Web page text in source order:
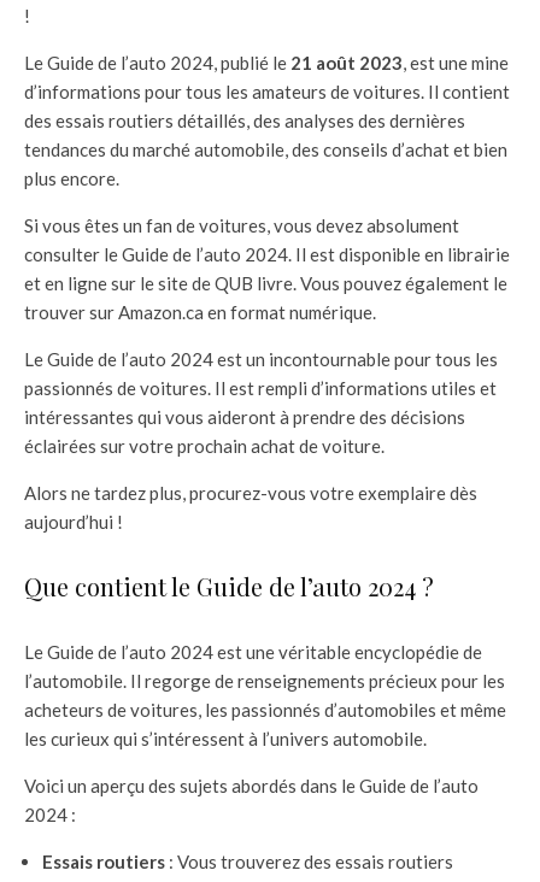
!
Le Guide de l’auto 2024, publié le 21 août 2023, est une mine
d’informations pour tous les amateurs de voitures. Il contient
des essais routiers détaillés, des analyses des dernières
tendances du marché automobile, des conseils d’achat et bien
plus encore.
Si vous êtes un fan de voitures, vous devez absolument
consulter le Guide de l’auto 2024. Il est disponible en librairie
et en ligne sur le site de QUB livre. Vous pouvez également le
trouver sur Amazon.ca en format numérique.
Le Guide de l’auto 2024 est un incontournable pour tous les
passionnés de voitures. Il est rempli d’informations utiles et
intéressantes qui vous aideront à prendre des décisions
éclairées sur votre prochain achat de voiture.
Alors ne tardez plus, procurez-vous votre exemplaire dès
aujourd’hui !
Que contient le Guide de l’auto 2024 ?
Le Guide de l’auto 2024 est une véritable encyclopédie de
l’automobile. Il regorge de renseignements précieux pour les
acheteurs de voitures, les passionnés d’automobiles et même
les curieux qui s’intéressent à l’univers automobile.
Voici un aperçu des sujets abordés dans le Guide de l’auto
2024 :
Essais routiers : Vous trouverez des essais routiers